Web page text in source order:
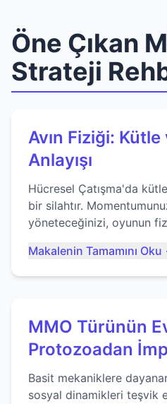
Öne Çıkan
Strateji
Avın Fiziği:
Anlayışı
Hücresel Çatışma'da
bir silahtır.
yöneteceğinizi, oyunun fizik motorunu nasıl
ustalaşacağınızı öğrenin...
Makalenin Tamamını
MMO Türünün
Protozoadan
Basit mekaniklere
sosyal dinamikleri teşvik